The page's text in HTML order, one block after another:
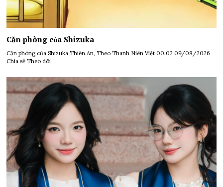
Căn phòng của Shizuka
Căn phòng của Shizuka Thiên An, Theo Thanh Niên Việt 00:02 09/08/2026
Chia sẻ Theo dõi